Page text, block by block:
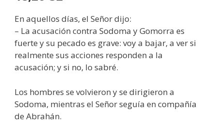
En aquellos días, el Señor dijo:
– La acusación contra Sodoma y Gomorra es
fuerte y su pecado es grave: voy a bajar, a ver si
realmente sus acciones responden a la
acusación; y si no, lo sabré.
Los hombres se volvieron y se dirigieron a
Sodoma, mientras el Señor seguía en compañía
de Abrahán.